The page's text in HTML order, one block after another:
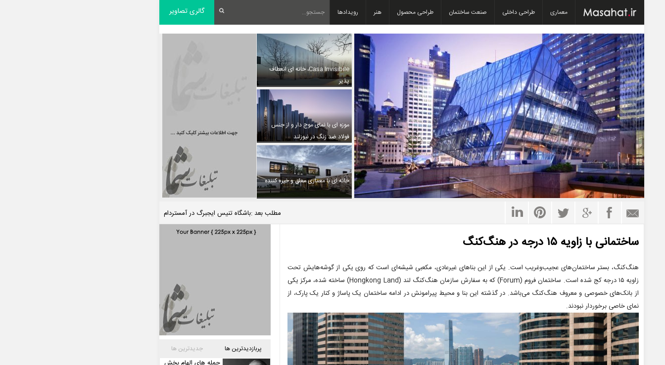
معماری طراحی داخلی صنعت ساختمان طراحی محصول هنر رویدادها گالری تصاویر
Casa Invisibile، خانه ای انعطاف
پذیر
موزه ای با نمای موج دار و از جنس
فولاد ضد زنگ در نیوزلند
خانه ای با معماری معلق و خیره کننده
مطلب بعد :باشگاه تنیس ایجبرگ در آمستردام
ساختمانی با زاویه ۱۵ درجه در هنگ‌کنگ
هنگ‌کنگ، بستر ساختمان‌های عجیب‌وغریب است. یکی از این بناهای غیرعادی، مکعبی شیشه‌ای است که روی یکی از گوشه‌هایش تحت
زاویه ۱۵ درجه کج شده است. ساختمان فروم (Forum) که به سفارش سازمان هنگ‌کنگ لند (Hongkong Land) ساخته شده، مرکز یکی
از بانک‌های خصوصی و معروف هنگ‌کنگ می‌باشد. در گذشته این بنا و محیط پیرامونش در ادامه ساختمان یک پاساژ و کنار یک پارک، از
نمای خاصی برخوردار نبودند.
پربازدیدترین ها جدیدترین ها